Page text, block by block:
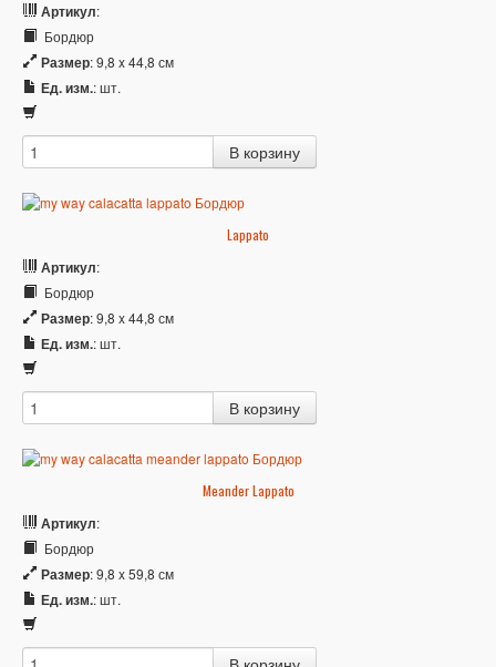
Артикул:
Бордюр
Размер: 9,8 x 44,8 см
Ед. изм.: шт.
Lappato
Артикул:
Бордюр
Размер: 9,8 x 44,8 см
Ед. изм.: шт.
Meander Lappato
Артикул:
Бордюр
Размер: 9,8 x 59,8 см
Ед. изм.: шт.